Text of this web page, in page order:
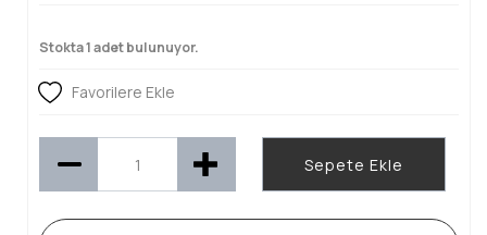
Stokta 1 adet bulunuyor.
Favorilere Ekle
Sepete Ekle